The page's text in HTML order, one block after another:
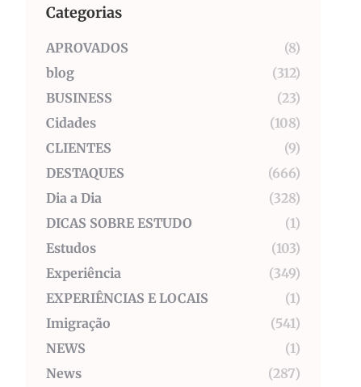
Categorias
APROVADOS
(8)
blog
(312)
BUSINESS
(23)
Cidades
(108)
CLIENTES
(9)
DESTAQUES
(666)
Dia a Dia
(328)
DICAS SOBRE ESTUDO
(1)
Estudos
(103)
Experiência
(349)
EXPERIÊNCIAS E LOCAIS
(1)
Imigração
(541)
NEWS
(1)
News
(287)